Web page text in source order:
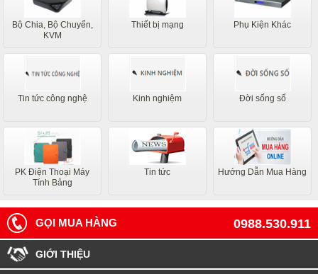
Bộ Chia, Bộ Chuyển,
KVM
Thiết bị mạng Phụ Kiện Khác
Tin tức công nghệ Kinh nghiệm Đời sống số
PK Điện Thoại Máy
Tính Bảng
Tin tức Hướng Dẫn Mua Hàng
0988.530.911
GỌI MUA HÀNG
GIỚI THIỆU